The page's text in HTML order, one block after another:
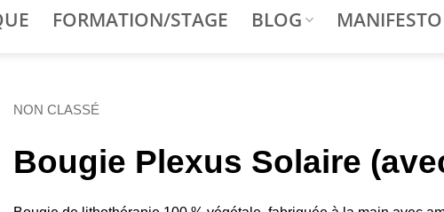
FORMATION/STAGE BLOG MANIFESTO
NON CLASSÉ
Bougie Plexus Solaire